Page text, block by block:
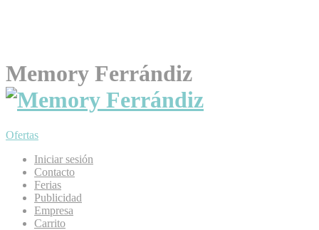
Memory Ferrándiz
Ofertas
Iniciar sesión
Contacto
Ferias
Publicidad
Empresa
Carrito